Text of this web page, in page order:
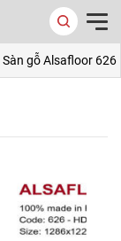
Sàn gỗ Alsafloor 626